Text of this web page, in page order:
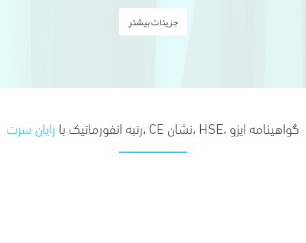
جزیئات بیشتر
گواهینامه ایزو ،HSE ،نشان CE ،رتبه انفورماتیک با رایان سرت